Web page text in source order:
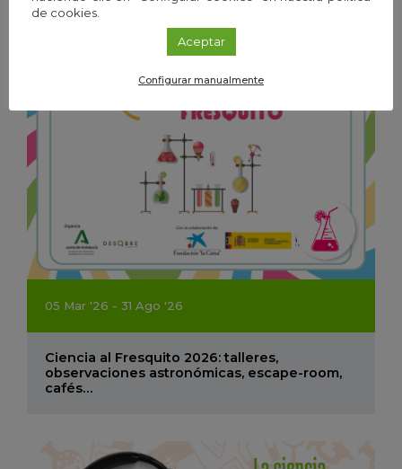
05 Mar '26 - 31 Ago '26
Ciencia al Fresquito 2026: talleres,
observaciones astronómicas, escape-room,
cafés…
de cookies.
Aceptar
Configurar manualmente